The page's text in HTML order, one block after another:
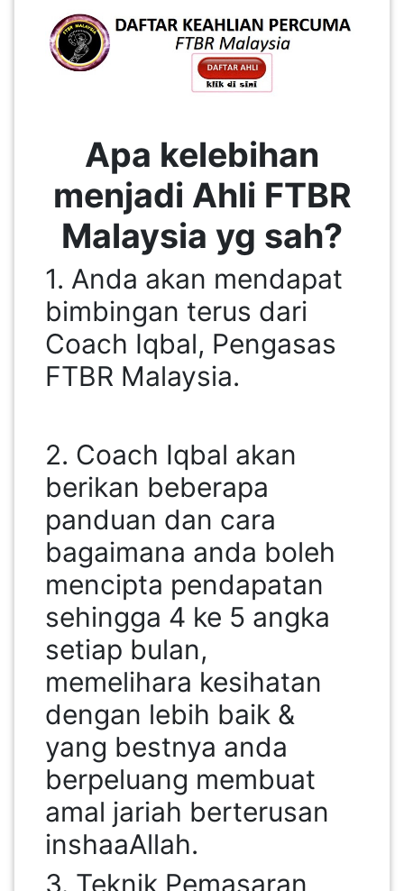
Apa kelebihan
menjadi Ahli FTBR
Malaysia yg sah?
1. Anda akan mendapat
bimbingan terus dari
Coach Iqbal, Pengasas
FTBR Malaysia.
2. Coach Iqbal akan
berikan beberapa
panduan dan cara
bagaimana anda boleh
mencipta pendapatan
sehingga 4 ke 5 angka
setiap bulan,
memelihara kesihatan
dengan lebih baik &
yang bestnya anda
berpeluang membuat
amal jariah berterusan
inshaaAllah.
3. Teknik Pemasaran
SELECT NEGERI
PAHANG(13)
KELANTAN(22)
NEGERI
SEMBILAN(10)
TERENGGANU(12)
SABAH(0)
SARAWAK(2)
JOHOR(8)
MELAKA(53)
PENANG(2)
PERLIS(6)
KUALA